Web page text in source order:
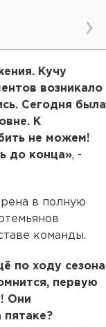
Кучу
возникало
Сегодня была
К
не можем!
до конца», -
в полную
команды.
по ходу сезона
первую
Они
пятаке?